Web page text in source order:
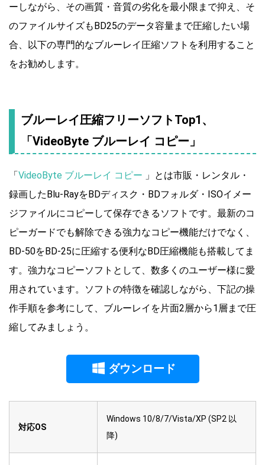
ーしながら、その画質・音質の劣化を最小限まで抑え、そ
のファイルサイズもBD25のデータ容量まで圧縮したい場
合、以下の専門的なブルーレイ圧縮ソフトを利用すること
をお勧めします。
ブルーレイ圧縮フリーソフトTop1、
「VideoByte ブルーレイ コピー」
「VideoByte ブルーレイ コピー 」とは市販・レンタル・
録画したBlu-RayをBDディスク・BDフォルダ・ISOイメー
ジファイルにコピーして保存できるソフトです。最新のコ
ピーガードでも解除できる強力なコピー機能だけでなく、
BD-50をBD-25に圧縮する便利なBD圧縮機能も搭載してま
す。強力なコピーソフトとして、数多くのユーザー様に愛
用されています。ソフトの特徴を確認しながら、下記の操
作手順を参考にして、ブルーレイを片面2層から1層まで圧
縮してみましょう。
ダウンロード
対応OS
Windows 10/8/7/Vista/XP (SP2 以
降)